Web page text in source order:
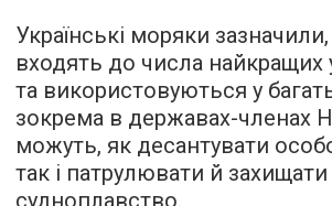
Українські моряки
входять до числа найкращих у
та використовуються у
зокрема в державах-членах
можуть, як десантувати
так і патрулювати й
судноплавство.